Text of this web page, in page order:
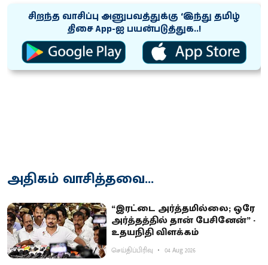
சிறந்த வாசிப்பு அனுபவத்துக்கு ‘இந்து தமிழ்
திசை App-ஐ பயன்படுத்துக..!
அதிகம் வாசித்தவை...
“இரட்டை அர்த்தமில்லை; ஒரே
அர்த்தத்தில் தான் பேசினேன்” -
உதயநிதி விளக்கம்
செய்திப்பிரிவு 04 Aug 2026